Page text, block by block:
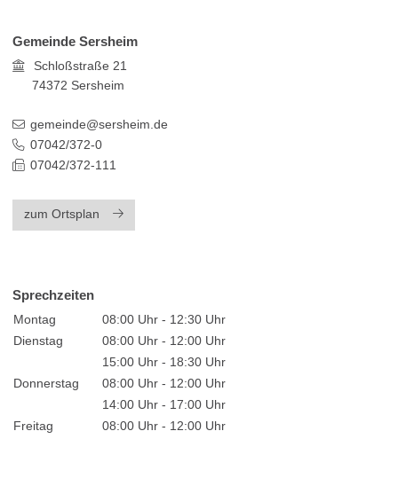
Gemeinde Sersheim
Schloßstraße 21
74372 Sersheim
gemeinde@sersheim.de
07042/372-0
07042/372-111
zum Ortsplan
Sprechzeiten
Montag
08:00 Uhr - 12:30 Uhr
Dienstag
08:00 Uhr - 12:00 Uhr
15:00 Uhr - 18:30 Uhr
Donnerstag
08:00 Uhr - 12:00 Uhr
14:00 Uhr - 17:00 Uhr
Freitag
08:00 Uhr - 12:00 Uhr